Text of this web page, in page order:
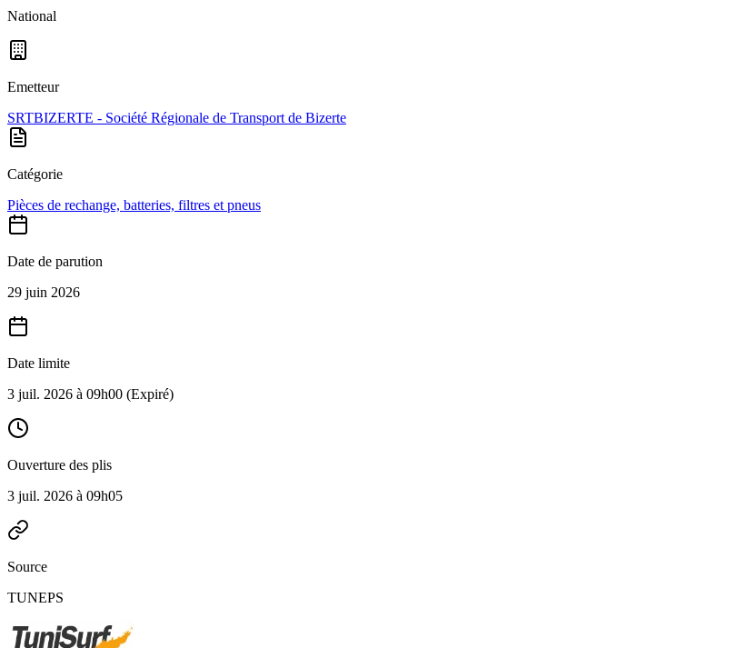
National
Emetteur
SRTBIZERTE - Société Régionale de Transport de Bizerte
Catégorie
Pièces de rechange, batteries, filtres et pneus
Date de parution
29 juin 2026
Date limite
3 juil. 2026 à 09h00 (Expiré)
Ouverture des plis
3 juil. 2026 à 09h05
Source
TUNEPS